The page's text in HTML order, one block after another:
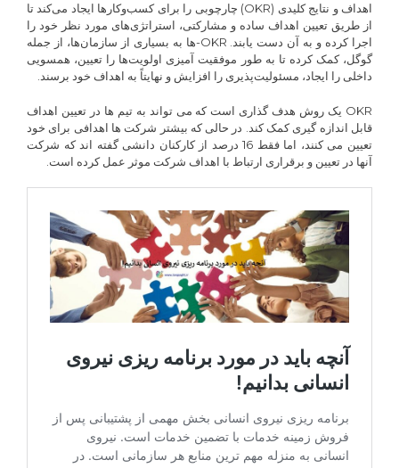
اهداف و نتایج کلیدی (OKR) چارچوبی را برای کسب‌وکارها ایجاد می‌کند تا
از طریق تعیین اهداف ساده و مشارکتی، استراتژی‌های مورد نظر خود را
اجرا کرده و به آن دست یابند. OKR-ها به بسیاری از سازمان‌ها، از جمله
گوگل، کمک کرده‌ تا به طور موفقیت آمیزی اولویت‌ها را تعیین، همسویی
داخلی را ایجاد، مسئولیت‌پذیری را افزایش و نهایتاً به اهداف خود برسند.
OKR یک روش هدف گذاری است که می تواند به تیم ها در تعیین اهداف
قابل اندازه گیری کمک کند. در حالی که بیشتر شرکت ها اهدافی برای خود
تعیین می کنند، اما فقط 16 درصد از کارکنان دانشی گفته اند که شرکت
آنها در تعیین و برقراری ارتباط با اهداف شرکت موثر عمل کرده است.